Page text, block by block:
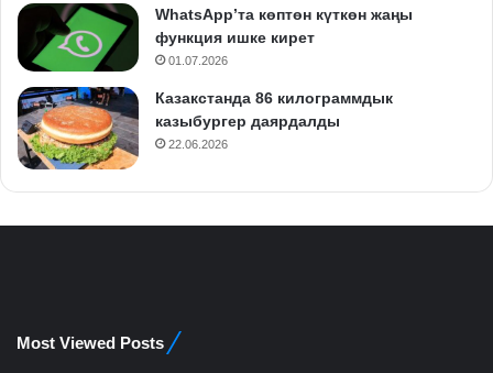
WhatsApp’та көптөн күткөн жаңы
функция ишке кирет
01.07.2026
Казакстанда 86 килограммдык
казыбургер даярдалды
22.06.2026
Most Viewed Posts